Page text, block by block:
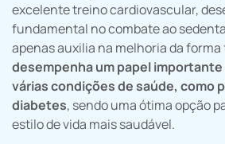
excelente treino cardiovascular,
fundamental no combate ao
apenas auxilia na melhoria da
desempenha um papel
várias condições de saúde, como
diabetes, sendo uma ótima opção
estilo de vida mais saudável.